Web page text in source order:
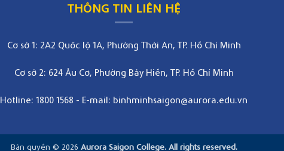
THÔNG TIN LIÊN HỆ
Cơ sở 1: 2A2 Quốc lộ 1A, Phường Thới An, TP. Hồ Chí Minh
Cơ sở 2: 624 Âu Cơ, Phường Bảy Hiền, TP. Hồ Chí Minh
Hotline: 1800 1568 - E-mail: binhminhsaigon@aurora.edu.vn
Bản quyền © 2026 Aurora Saigon College. All rights reserved.